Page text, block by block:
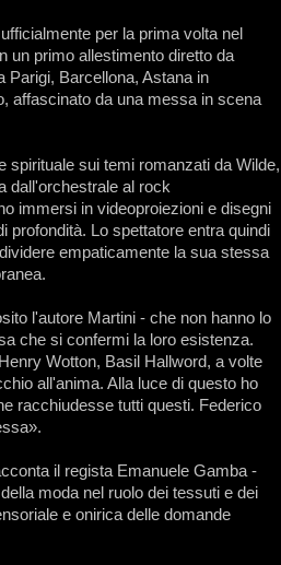
per la prima volta nel
un primo allestimento diretto da
Parigi, Barcellona, Astana in
affascinato da una messa in scena
spirituale sui temi romanzati da Wilde,
dall'orchestrale al rock
immersi in videoproiezioni e disegni
profondità. Lo spettatore entra quindi
empaticamente la sua stessa
l'autore Martini - che non hanno lo
che si confermi la loro esistenza.
Wotton, Basil Hallword, a volte
all'anima. Alla luce di questo ho
racchiudesse tutti questi. Federico
il regista Emanuele Gamba -
moda nel ruolo dei tessuti e dei
e onirica delle domande